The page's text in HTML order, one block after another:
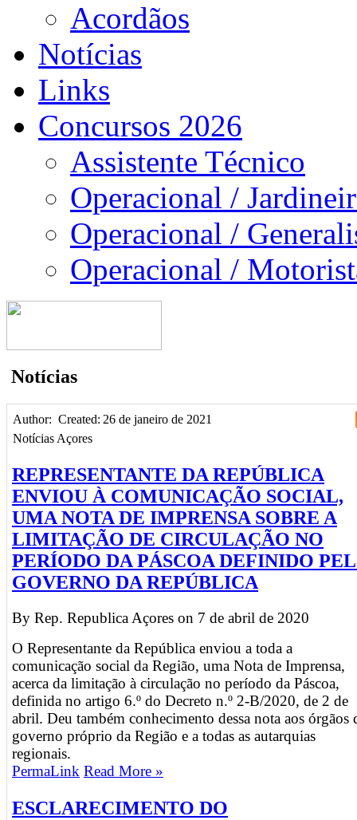
Acordãos
Notícias
Links
Concursos 2026
Assistente Técnico
Operacional /
Operacional /
Operacional /
Notícias
Author: Created: 26 de janeiro de 2021
Notícias Açores
REPRESENTANTE DA REPÚBLICA
ENVIOU À COMUNICAÇÃO SOCIAL,
UMA NOTA DE IMPRENSA SOBRE A
LIMITAÇÃO DE CIRCULAÇÃO NO
PERÍODO DA PÁSCOA DEFINIDO
GOVERNO DA REPÚBLICA
By Rep. Republica Açores on 7 de abril de 2020
O Representante da República enviou a toda a
comunicação social da Região, uma Nota de Imprensa,
acerca da limitação à circulação no período da Páscoa,
definida no artigo 6.º do Decreto n.º 2-B/2020, de 2 de
abril. Deu também conhecimento dessa nota aos órgãos
governo próprio da Região e a todas as autarquias
regionais.
PermaLink Read More »
ESCLARECIMENTO DO